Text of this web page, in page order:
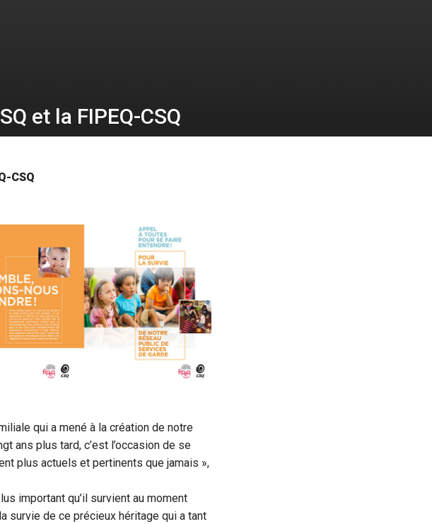
et la FIPEQ-CSQ
CSQ
qui a mené à la création de notre
ans plus tard, c’est l’occasion de se
plus actuels et pertinents que jamais »,
important qu’il survient au moment
survie de ce précieux héritage qui a tant